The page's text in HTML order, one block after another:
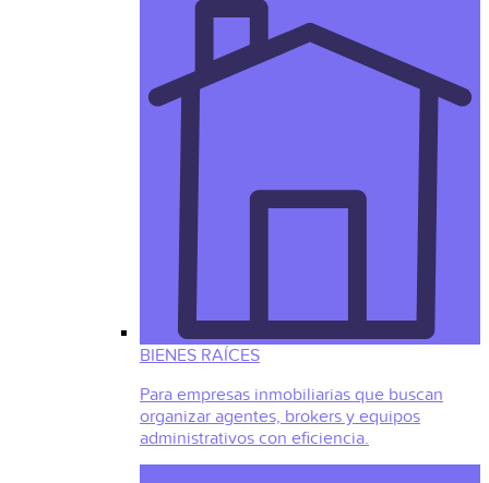
BIENES RAÍCES
Para empresas inmobiliarias que buscan
organizar agentes, brokers y equipos
administrativos con eficiencia.